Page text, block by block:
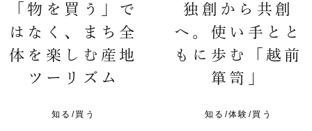
「物を買う」で
はなく、まち全
体を楽しむ産地
ツーリズム
知る/買う
独創から共創
へ。使い手とと
もに歩む「越前
箪笥」
知る/体験/買う